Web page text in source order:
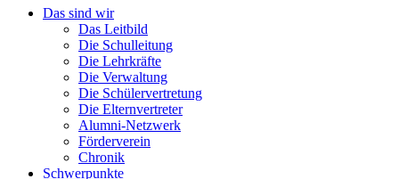
Das sind wir
Das Leitbild
Die Schulleitung
Die Lehrkräfte
Die Verwaltung
Die Schülervertretung
Die Elternvertreter
Alumni-Netzwerk
Förderverein
Chronik
Schwerpunkte